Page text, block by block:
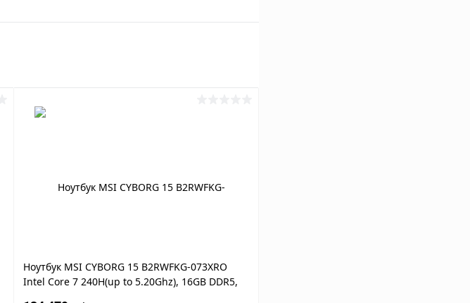
Ноутбук MSI CYBORG 15 B2RWFKG-073XRO
Intel Core 7 240H(up to 5.20Ghz), 16GB DDR5,